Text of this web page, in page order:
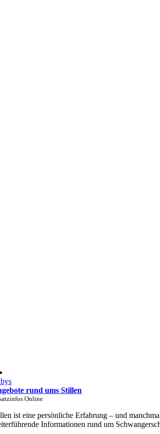
rund ums Stillen
Online
ist eine persönliche Erfahrung – und
Informationen rund um